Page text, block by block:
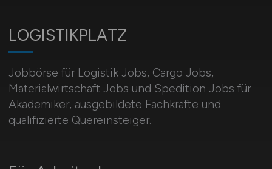
LOGISTIKPLATZ
Jobbörse für Logistik Jobs, Cargo Jobs,
Materialwirtschaft Jobs und Spedition Jobs für
Akademiker, ausgebildete Fachkräfte und
qualifizierte Quereinsteiger.